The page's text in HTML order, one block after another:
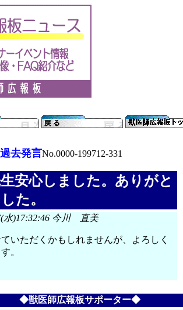
去発言No.0000-199712-331
安心しました。ありがと
た。
水)17:32:46 今川 直美
いただくかもしれませんが、よろしく
。
◆獣医師広報板サポーター◆